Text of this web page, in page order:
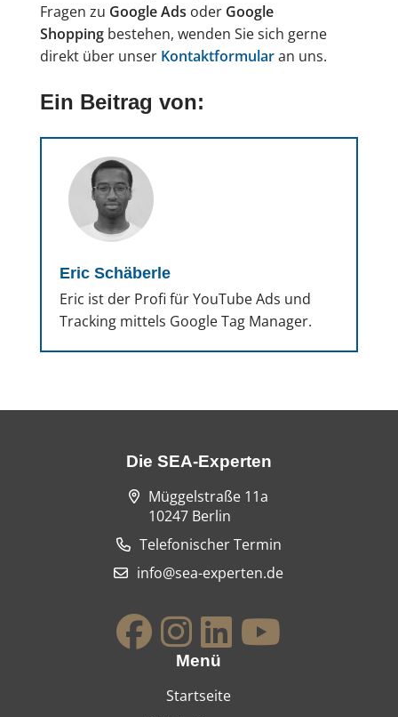
Fragen zu Google Ads oder Google
Shoppingbestehen, wenden Sie sich gerne
direkt über unser Kontaktformularan uns.
Ein Beitrag von:
Eric Schäberle
Eric ist der Profi für YouTube Ads und
Tracking mittels Google Tag Manager.
Die SEA-Experten
Müggelstraße 11a
10247 Berlin
Telefonischer Termin
info@sea-experten.de
Menü
Startseite